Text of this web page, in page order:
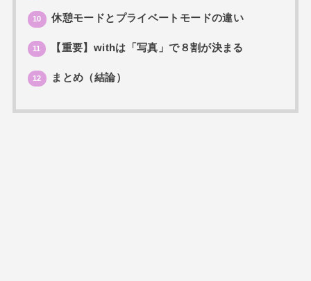
10 休憩モードとプライベートモードの違い
11 【重要】withは「写真」で８割が決まる
12 まとめ（結論）